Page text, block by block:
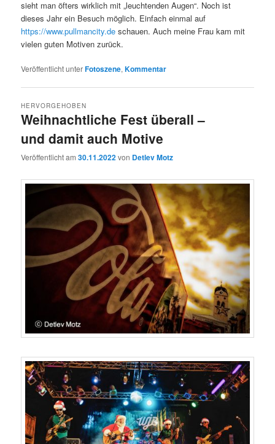
sieht man öfters wirklich mit „leuchtenden Augen“. Noch ist
dieses Jahr ein Besuch möglich. Einfach einmal auf
https://www.pullmancity.de schauen. Auch meine Frau kam mit
vielen guten Motiven zurück.
Veröffentlicht unterFotoszene,Kommentar
Weihnachtliche Fest überall –
und damit auch Motive
HERVORGEHOBEN
Veröffentlicht am30.11.2022von Detlev Motz